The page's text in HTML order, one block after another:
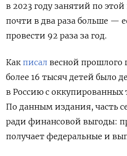
в 2023 году занятий по
почти в два раза больше —
провести 92 раза за год.
Как писал весной прошлого
более 16 тысяч детей было
в Россию с оккупированных
По данным издания, часть
ради финансовой выгоды:
получает федеральные и